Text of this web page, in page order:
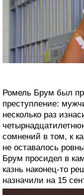
Ромель Брум был
преступление:
несколько раз
сомнений в том, к
не оставалось
Брум просидел в
казнь наконец-то
назначили на 15